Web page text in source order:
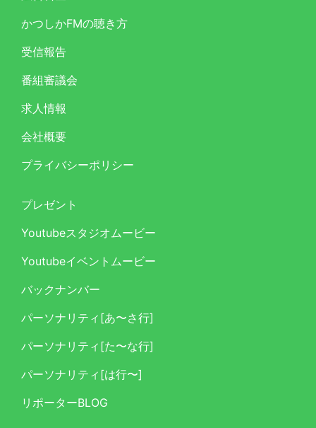
かつしかFMの聴き方
受信報告
番組審議会
求人情報
会社概要
プライバシーポリシー
プレゼント
Youtubeスタジオムービー
Youtubeイベントムービー
バックナンバー
パーソナリティ[あ〜さ行]
パーソナリティ[た〜な行]
パーソナリティ[は行〜]
リポーターBLOG